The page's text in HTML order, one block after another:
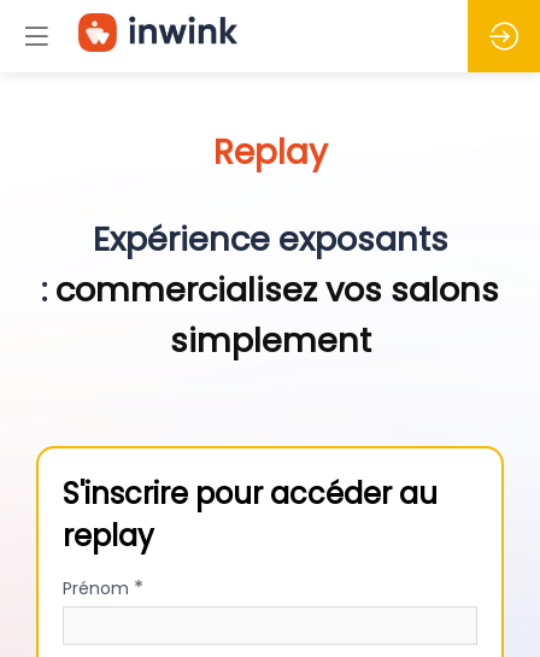
Replay
Expérience exposants
: commercialisez vos salons
simplement
S'inscrire pour accéder au
replay
Prénom *